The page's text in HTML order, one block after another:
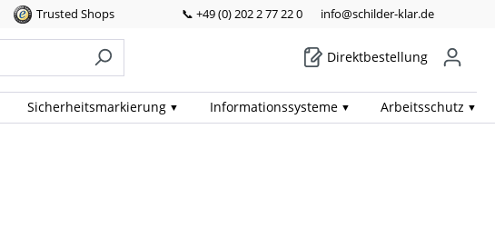
Trusted Shops 📞 +49 (0) 202 2 77 22 0 info@schilder-klar.de
Direktbestellung
Sicherheits­markierung Informations­systeme Arbeits­schutz